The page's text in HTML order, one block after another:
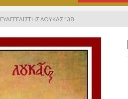
ΕΥΑΓΓΕΛΙΣΤΗΣ ΛΟΥΚΑΣ 138